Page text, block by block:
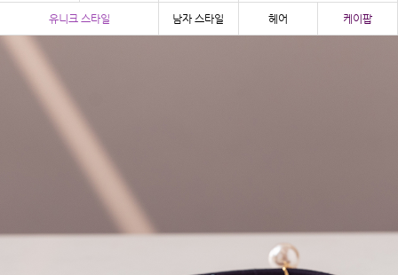
유니크 스타일 남자 스타일 헤어 케이팝